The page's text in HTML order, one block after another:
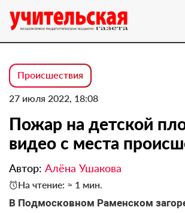
Происшествия
27 июля 2022, 18:08
Пожар на детской
видео с места
Автор: Алёна Ушакова
На чтение: ≈ 1 мин.
В Подмосковном Раменском